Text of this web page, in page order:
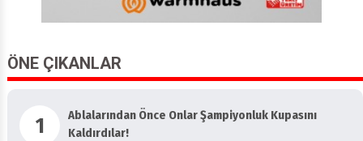
ÖNE ÇIKANLAR
1
Ablalarından Önce Onlar Şampiyonluk Kupasını
Kaldırdılar!